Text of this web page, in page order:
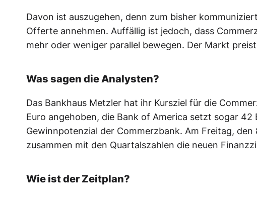
Davon ist auszugehen, denn zum bisher
Offerte annehmen. Auffällig ist jedoch, dass
mehr oder weniger parallel bewegen. Der Markt
Was sagen die Analysten?
Das Bankhaus Metzler hat ihr Kursziel für die
Euro angehoben, die Bank of America setzt sogar
Gewinnpotenzial der Commerzbank. Am Freitag,
zusammen mit den Quartalszahlen die neuen
Wie ist der Zeitplan?